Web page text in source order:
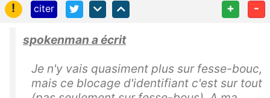
!
citer + -
spokenman a écrit
Je n'y vais quasiment plus sur fesse-bouc,
mais ce blocage d'identifiant c'est sur tout